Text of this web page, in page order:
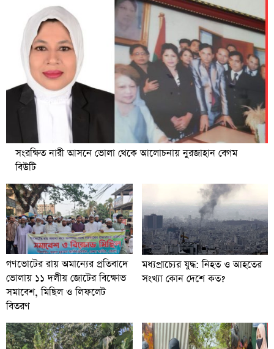
সংরক্ষিত নারী আসনে ভোলা থেকে আলোচনায় নুরজাহান বেগম
বিউটি
গণভোটের রায় অমান্যের প্রতিবাদে
ভোলায় ১১ দলীয় জোটের বিক্ষোভ
সমাবেশ, মিছিল ও লিফলেট
বিতরণ
মধ্যপ্রাচ্যের যুদ্ধ: নিহত ও আহতের
সংখ্যা কোন দেশে কত?